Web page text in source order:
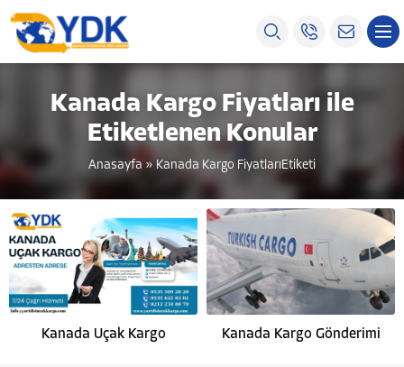
Kanada Kargo Fiyatları ile
Etiketlenen Konular
Anasayfa »Kanada Kargo FiyatlarıEtiketi
Kanada Uçak Kargo Kanada Kargo Gönderimi